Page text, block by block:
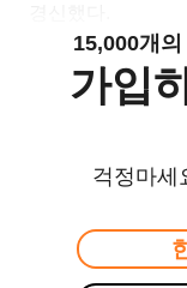
15,000개
가입
걱정마세